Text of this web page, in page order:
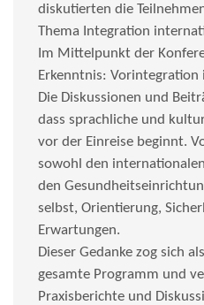
diskutierten die
Thema Integration
Im Mittelpunkt der
Erkenntnis: Vorintegration
Die Diskussionen und
dass sprachliche und
vor der Einreise beginnt.
sowohl den
den
selbst, Orientierung,
Erwartungen.
Dieser Gedanke zog sich
gesamte Programm und
Praxisberichte und